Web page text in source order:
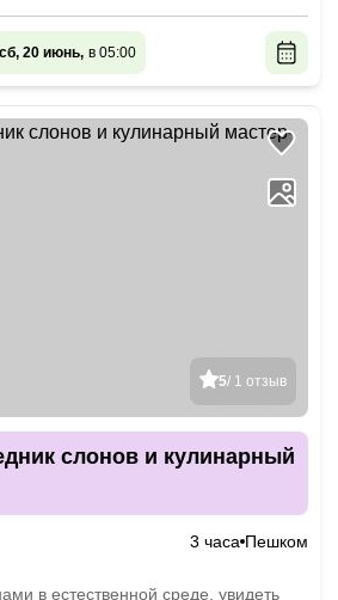
сб, 20 июнь, в 05:00
5/ 1 отзыв
слонов и кулинарный
3 часа Пешком
в естественной среде, увидеть